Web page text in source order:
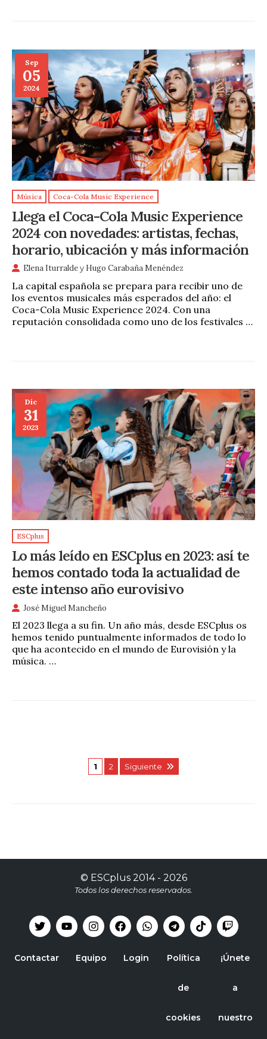
Sep
05
2024
Música Coca-Cola Music Experience
Llega el Coca-Cola Music Experience
2024 con novedades: artistas, fechas,
horario, ubicación y más información
Elena Iturraldey Hugo Carabaña Menéndez
La capital española se prepara para recibir uno de
los eventos musicales más esperados del año: el
Coca-Cola Music Experience 2024. Con una
reputación consolidada como uno de los festivales …
Dic
31
2023
ESCplus
Lo más leído en ESCplus en 2023: así te
hemos contado toda la actualidad de
este intenso año eurovisivo
José Miguel Mancheño
El 2023 llega a su fin. Un año más, desde ESCplus os
hemos tenido puntualmente informados de todo lo
que ha acontecido en el mundo de Eurovisión y la
música. …
1 2 Siguiente
© ESCplus2014 - 2026
Todos los derechos reservados.
Contactar Equipo Login Política
de
cookies
¡Únete
a
nuestro